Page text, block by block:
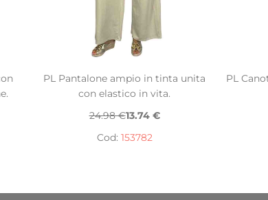
PL Pantalone ampio in tinta unita
con elastico in vita.
24.98 €13.74 €
Cod: 153782
PL